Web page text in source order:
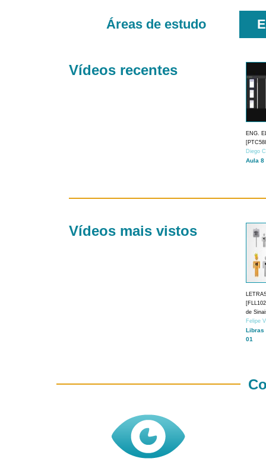
Áreas de estudo
Vídeos recentes
ENG.
Diego
Aula 8
Vídeos mais vistos
de
Felipe
Libras
01